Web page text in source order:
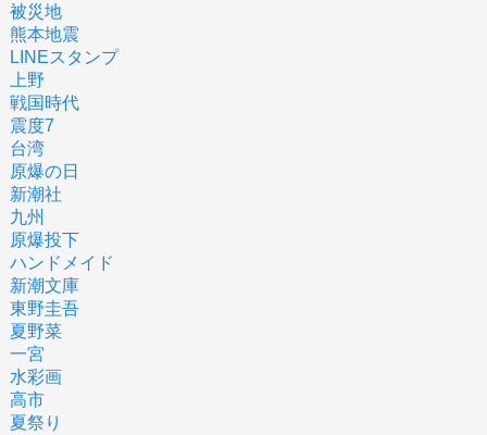
被災地
熊本地震
LINEスタンプ
上野
戦国時代
震度7
台湾
原爆の日
新潮社
九州
原爆投下
ハンドメイド
新潮文庫
東野圭吾
夏野菜
一宮
水彩画
高市
夏祭り